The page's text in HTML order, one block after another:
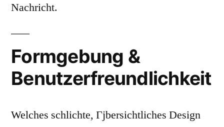
Nachricht.
Formgebung &
Benutzerfreundlichkeit
Welches schlichte, Гјbersichtliches Design